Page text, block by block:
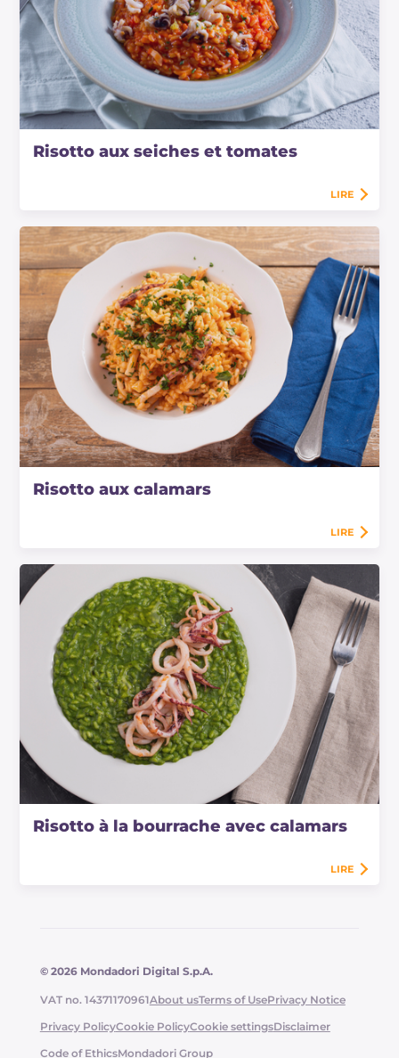
Risotto aux seiches et tomates
LIRE
Risotto aux calamars
LIRE
Risotto à la bourrache avec calamars
LIRE
© 2026 Mondadori Digital S.p.A.
VAT no. 14371170961About usTerms of UsePrivacy Notice
Privacy PolicyCookie PolicyCookie settingsDisclaimer
Code of EthicsMondadori Group